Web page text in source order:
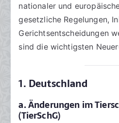
7
.
J
a
2
0
nationaler und
gesetzliche Regelungen,
Gerichtsentscheidungen
sind die wichtigsten
1. Deutschland
a. Änderungen im
(TierSchG)